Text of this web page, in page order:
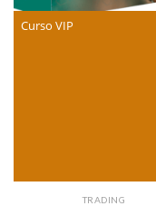
Curso VIP
TRADING